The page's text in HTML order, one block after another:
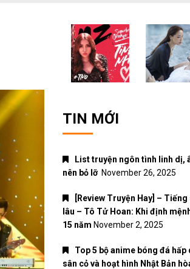
TIN MỚI
List truyện ngôn tình linh dị,
nên bỏ lỡ November 26, 2025
[Review Truyện Hay] –
lâu – Tô Tử Hoan: Khi định
15 năm November 2, 2025
Top 5 bộ anime bóng đá
sân cỏ và hoạt hình Nhật Bản